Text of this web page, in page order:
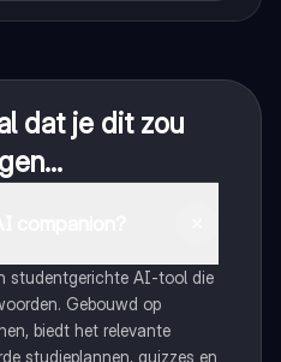
dat je dit zou
studentgerichte AI-tool die
Gebouwd op
biedt het relevante
studieplannen, quizzes en